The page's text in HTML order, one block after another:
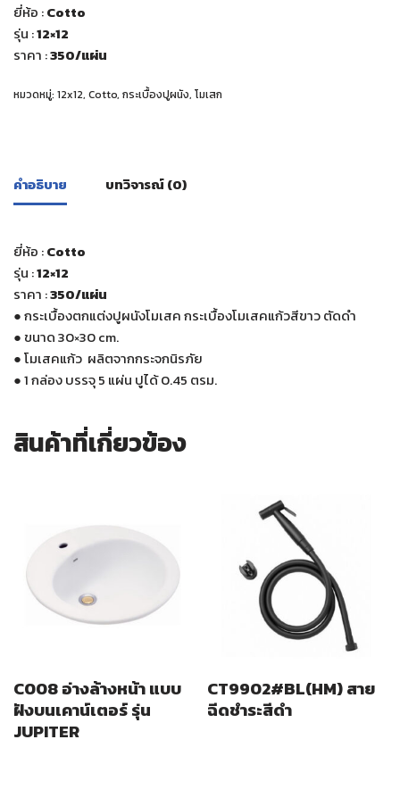
ยี่ห้อ :Cotto
รุ่น :12×12
ราคา :350/แผ่น
หมวดหมู่: 12x12, Cotto, กระเบื้องปูผนัง, โมเสก
คำอธิบาย บทวิจารณ์ (0)
ยี่ห้อ :Cotto
รุ่น :12×12
ราคา :350/แผ่น
●กระเบื้องตกแต่งปูผนังโมเสค กระเบื้องโมเสคแก้วสีขาว ตัดดำ
● ขนาด 30×30 cm.
●โมเสคแก้ว ผลิตจากกระจกนิรภัย
●1 กล่อง บรรจุ 5 แผ่น ปูได้ 0.45 ตรม.
สินค้าที่เกี่ยวข้อง
C008 อ่างล้างหน้า แบบ
ฝังบนเคาน์เตอร์ รุ่น
JUPITER
CT9902#BL(HM) สาย
ฉีดชำระสีดำ